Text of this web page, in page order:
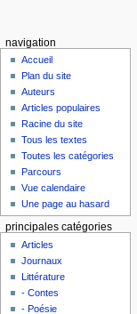
navigation
Accueil
Plan du site
Auteurs
Articles populaires
Racine du site
Tous les textes
Toutes les catégories
Parcours
Vue calendaire
Une page au hasard
principales catégories
Articles
Journaux
Littérature
- Contes
- Poésie